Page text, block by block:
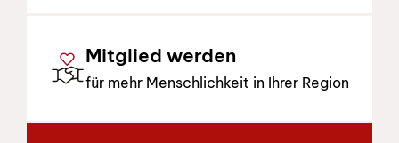
Mitglied werden
für mehr Menschlichkeit in Ihrer Region